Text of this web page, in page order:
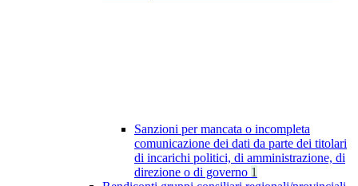
Sanzioni per mancata o incompleta
comunicazione dei dati da parte dei titolari
di incarichi politici, di amministrazione, di
direzione o di governo 1